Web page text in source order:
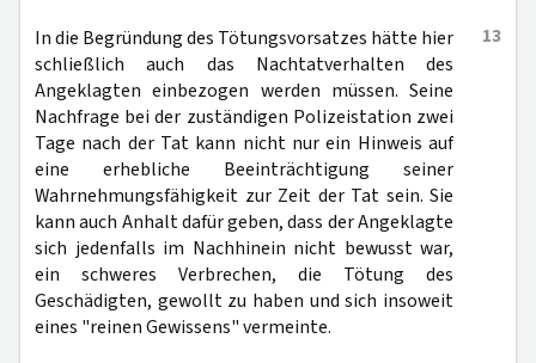
13
In die Begründung des Tötungsvorsatzes hätte hier
schließlich auch das Nachtatverhalten des
Angeklagten einbezogen werden müssen. Seine
Nachfrage bei der zuständigen Polizeistation zwei
Tage nach der Tat kann nicht nur ein Hinweis auf
eine erhebliche Beeinträchtigung seiner
Wahrnehmungsfähigkeit zur Zeit der Tat sein. Sie
kann auch Anhalt dafür geben, dass der Angeklagte
sich jedenfalls im Nachhinein nicht bewusst war,
ein schweres Verbrechen, die Tötung des
Geschädigten, gewollt zu haben und sich insoweit
eines "reinen Gewissens" vermeinte.